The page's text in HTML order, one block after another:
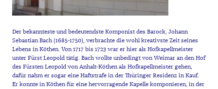
Der bekannteste und bedeutendste Komponist des Barock, Johann
Sebastian Bach (1685-1750), verbrachte die wohl kreativste Zeit seines
Lebens in Köthen. Von 1717 bis 1723 war er hier als Hofkapellmeister
unter Fürst Leopold tätig. Bach wollte unbedingt von Weimar an den Hof
des Fürsten Leopold von Anhalt-Köthen als Hofkapellmeister gehen,
dafür nahm er sogar eine Haftstrafe in der Thüringer Residenz in Kauf.
Er konnte in Köthen für eine hervorragende Kapelle komponieren, in der